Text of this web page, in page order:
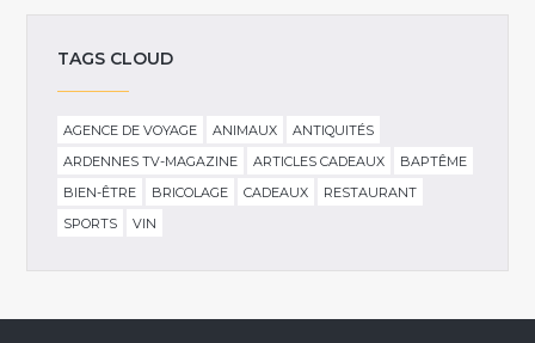
TAGS CLOUD
AGENCE DE VOYAGE ANIMAUX
ANTIQUITÉS
ARDENNES TV-MAGAZINE
ARTICLES CADEAUX
BAPTÊME
BIEN-ÊTRE
BRICOLAGE CADEAUX
RESTAURANT
SPORTS
VIN